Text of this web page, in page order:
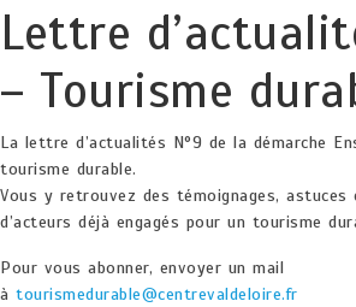
Lettre
– Tourisme
La lettre d’actualités N°9 de la démarche
tourisme durable.
Vous y retrouvez des témoignages, astuces
d’acteurs déjà engagés pour un tourisme
Pour vous abonner, envoyer un mail
à tourismedurable@centrevaldeloire.fr